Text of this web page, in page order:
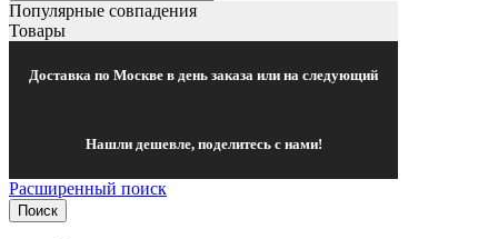
Популярные совпадения
Товары
Доставка по Москве в день заказа или на следующий
Нашли дешевле, поделитесь с нами!
Расширенный поиск
Поиск